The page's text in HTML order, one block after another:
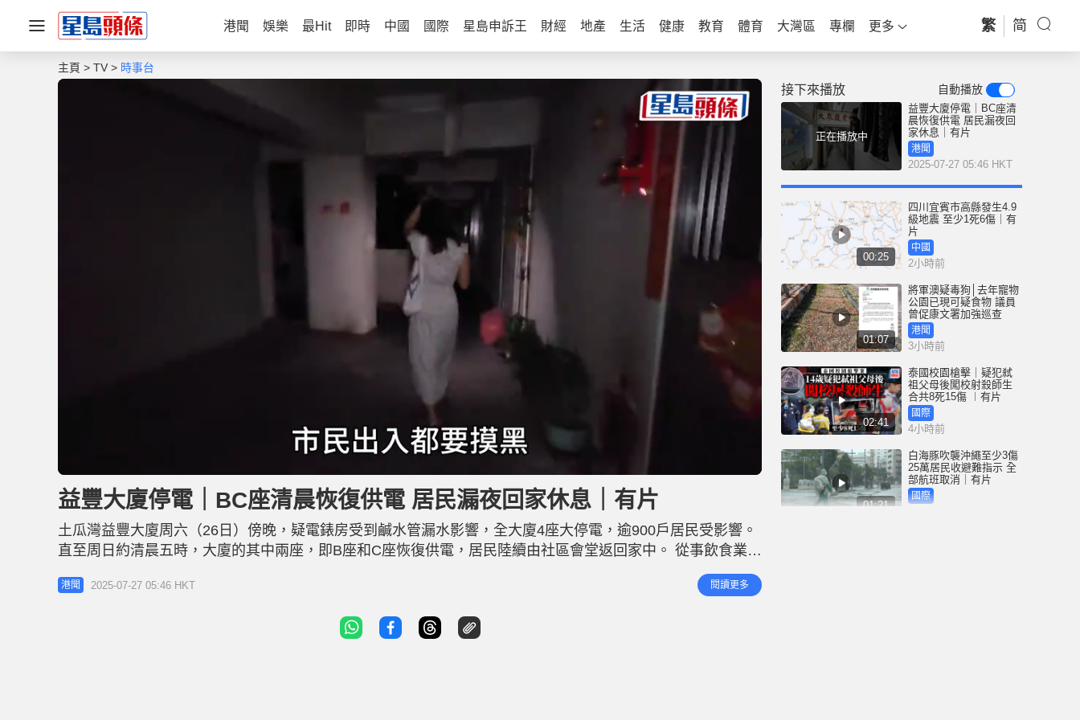
港聞 娛樂 最Hit 即時 中國 國際 星島申訴王 財經 地產 生活 健康 教育 體育 大灣區 專欄 更多 繁 简
主頁 TV 時事台
n
t
e
o
9
.
0
0
益豐大廈停電｜BC座清晨恢復供電 居民漏夜回家休息｜有片
土瓜灣益豐大廈周六（26日）傍晚，疑電錶房受到鹹水管漏水影響，全大廈4座大停電，逾900戶居民受影響。
直至周日約清晨五時，大廈的其中兩座，即B座和C座恢復供電，居民陸續由社區會堂返回家中。 從事飲食業、
家住B座2樓的李先生表示，昨晚暫住朋友家中，由於今日要上班，所以清晨約5時回家梳洗，當時他還未知已
恢復供電，直言「無論有無（電），都要返嚟㗎喇」。他回家打開房門後，第一時間按電燈開關，馬上一室通
港聞 2025-07-27 05:46 HKT 閱讀更多
接下來播放 自動播放
正在播放中
益豐大廈停電｜BC座清
晨恢復供電 居民漏夜回
家休息｜有片
港聞
2025-07-27 05:46 HKT
00:25
四川宜賓市高縣發生4.9
級地震 至少1死6傷｜有
片
中國
2小時前
01:07
將軍澳疑毒狗│去年寵物
公園已現可疑食物 議員
曾促康文署加強巡查
港聞
3小時前
02:41
泰國校園槍擊｜疑犯弒
祖父母後闖校射殺師生
合共8死15傷 ︱有片
國際
4小時前
01:21
白海豚吹襲沖繩至少3傷
25萬居民收避難指示 全
部航班取消｜有片
國際